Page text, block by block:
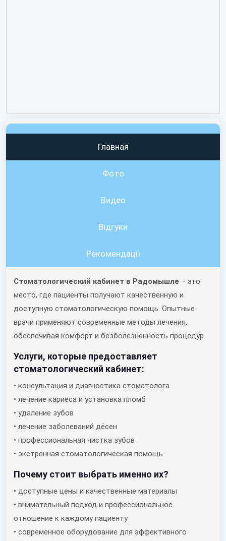
Главная
Фото
Видео
Вiдгуки
Рекомендації
Стоматологический кабинет в Радомышле – это
место, где пациенты получают качественную и
доступную стоматологическую помощь. Опытные
врачи применяют современные методы лечения,
обеспечивая комфорт и безболезненность процедур.
Услуги, которые предоставляет
стоматологический кабинет:
• консультация и диагностика стоматолога
• лечение кариеса и установка пломб
• удаление зубов
• лечение заболеваний дёсен
• профессиональная чистка зубов
• экстренная стоматологическая помощь
Почему стоит выбрать именно их?
• доступные цены и качественные материалы
• внимательный подход и профессиональное
отношение к каждому пациенту
• современное оборудование для эффективного